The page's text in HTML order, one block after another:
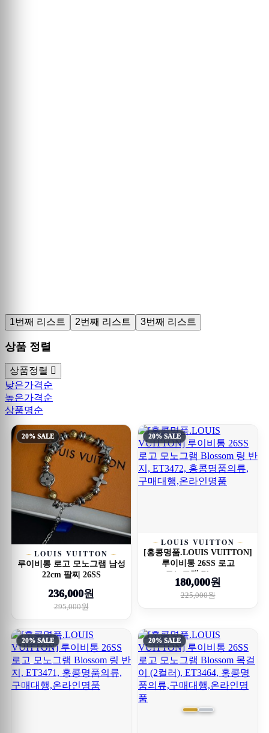
1번째 리스트 2번째 리스트 3번째 리스트
상품 정렬
상품정렬
낮은가격순
높은가격순
상품명순
20% SALE
LOUIS VUITTON
루이비통 로고 모노그램 남성
22cm 팔찌 26SS
236,000원
295,000원
20% SALE
LOUIS VUITTON
[홍콩명품.LOUIS VUITTON]
루이비통 26SS 로고
모노그램 Blosso...
180,000원
225,000원
20% SALE 20% SALE